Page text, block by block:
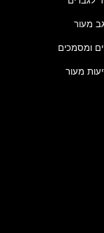
מעור
ומסמכים
מעור